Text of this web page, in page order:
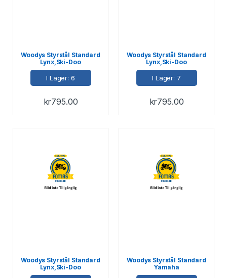
Woodys Styrstål Standard
Lynx,Ski-Doo
I Lager: 6
kr795.00
Woodys Styrstål Standard
Lynx,Ski-Doo
I Lager: 7
kr795.00
Woodys Styrstål Standard
Lynx,Ski-Doo
Woodys Styrstål Standard
Yamaha